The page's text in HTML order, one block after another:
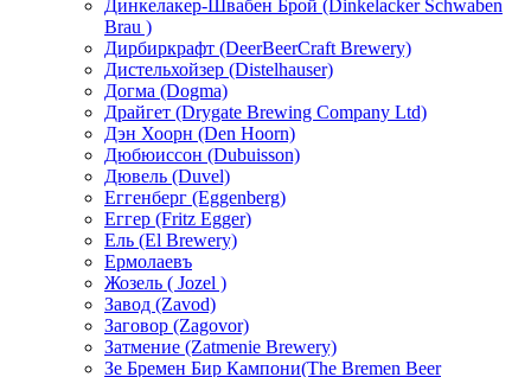
Динкелакер-Швабен Брой (Dinkelacker Schwaben
Brau )
Дирбиркрафт (DeerBeerCraft Brewery)
Дистельхойзер (Distelhauser)
Догма (Dogma)
Драйгет (Drygate Brewing Company Ltd)
Дэн Хоорн (Den Hoorn)
Дюбюиссон (Dubuisson)
Дювель (Duvel)
Еггенберг (Eggenberg)
Еггер (Fritz Egger)
Ель (El Brewery)
Ермолаевъ
Жозель ( Jozel )
Завод (Zavod)
Заговор (Zagovor)
Затмение (Zatmenie Вrewery)
Зе Бремен Бир Кампони(The Bremen Beer